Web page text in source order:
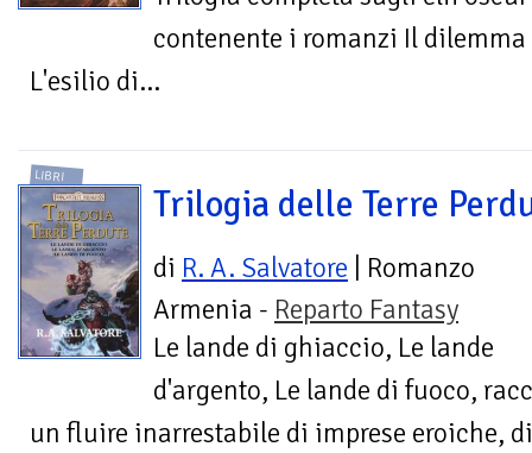
contenente i romanzi Il
L'esilio di...
LIBRI
Trilogia delle Terre
di R. A. Salvatore | Romanzo
Armenia - Reparto Fantasy
Le lande di ghiaccio, Le lande
d'argento, Le lande di fuoco,
un fluire inarrestabile di imprese eroiche,